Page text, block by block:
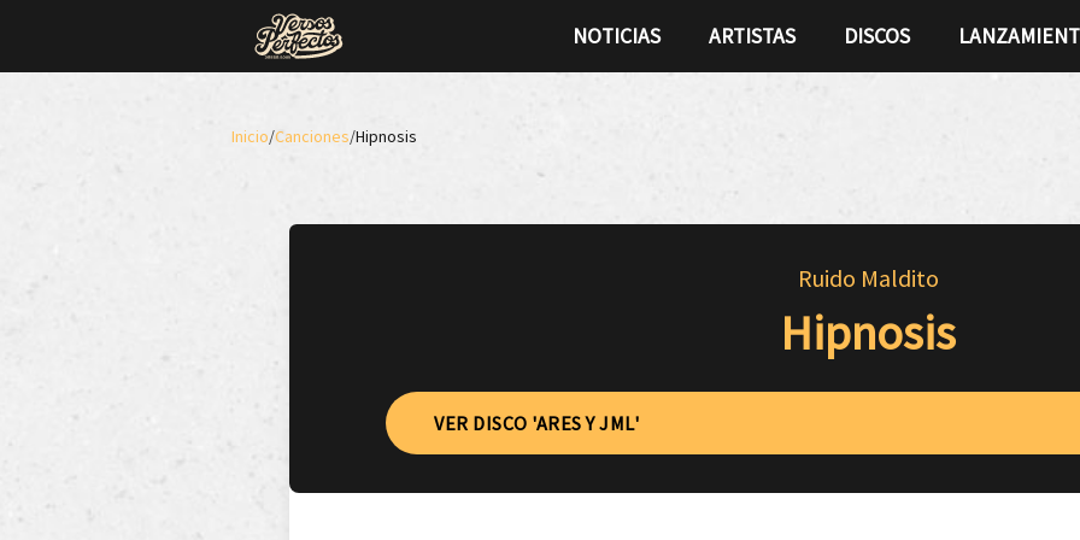
NOTICIAS ARTISTAS DISCOS
Inicio/Canciones/Hipnosis
Ruido Maldito
Hipnosis
VER DISCO 'ARES Y JML'